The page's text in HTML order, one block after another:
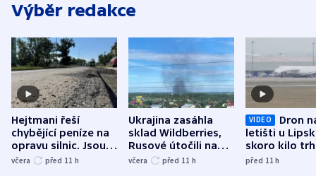
Výběr redakce
Hejtmani řeší
chybějící peníze na
opravu silnic. Jsou
nenárokové, namítá
včera před 11 h
Ukrajina zasáhla
sklad Wildberries,
Rusové útočili na
trh, hasiče či
včera před 11 h
VIDEO
Dron
letišti u
skoro kilo
indicie
před 11h